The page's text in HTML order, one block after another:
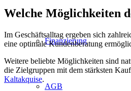
Finanzierung
AGB
Welche Möglichkeiten
Im Geschäftsalltag ergeben sich
eine optimale Kundenberatung
Weitere beliebte Möglichkeiten sind
die Zielgruppen mit dem stärksten
Kaltakquise.